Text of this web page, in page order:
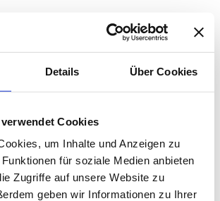
Details Über Cookies
Cookies
um Inhalte und Anzeigen zu
für soziale Medien anbieten
Zugriffe auf unsere Website zu
geben wir Informationen zu Ihrer